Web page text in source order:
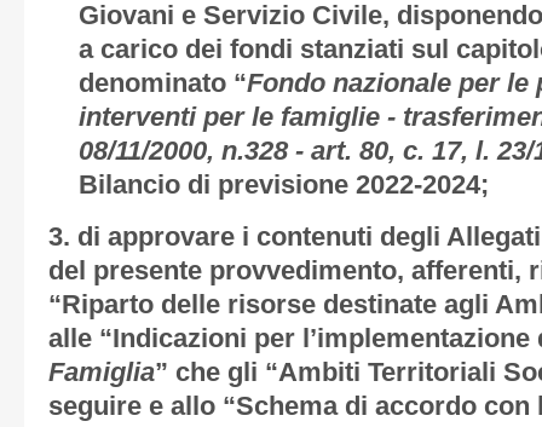
Giovani e Servizio Civile,
a carico dei fondi stanziati sul
denominato “Fondo nazionale per
interventi per le famiglie -
08/11/2000, n.328 - art. 80, c. 17, l.
Bilancio di previsione 2022-2024;
3. di approvare i contenuti degli
del presente provvedimento, afferenti,
“Riparto delle risorse destinate agli
alle “Indicazioni per
Famiglia” che gli “Ambiti Territoriali
seguire e allo “Schema di accordo con